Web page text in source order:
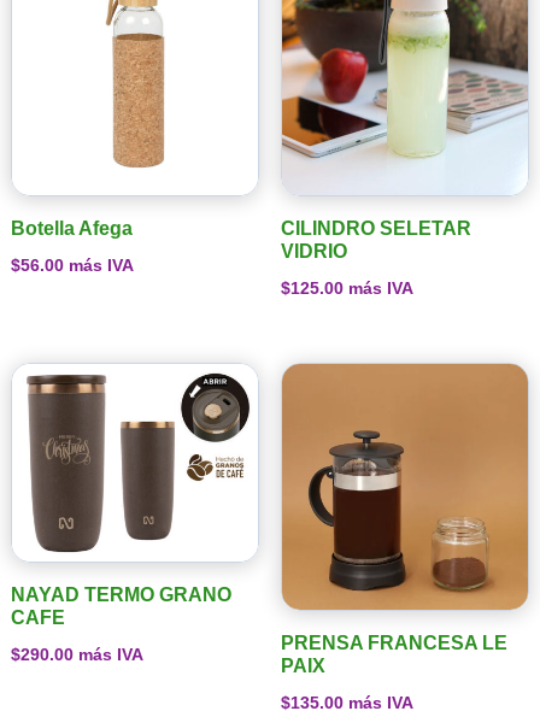
Botella Afega
$56.00más IVA
CILINDRO SELETAR
VIDRIO
$125.00más IVA
NAYAD TERMO GRANO
CAFE
$290.00más IVA
PRENSA FRANCESA LE
PAIX
$135.00más IVA